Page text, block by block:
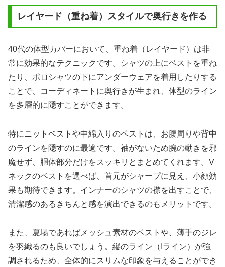
レイヤード（重ね着）スタイルで奥行きを作る
40代の体型カバーにおいて、重ね着（レイヤード）は非
常に効果的なテクニックです。シャツの上にベストを重ね
たり、ポロシャツの下にアンダーウェアを着用したりする
ことで、コーディネートに奥行きが生まれ、体型のライン
を多層的に隠すことができます。
特にニットベストや中綿入りのベストは、お腹周りや背中
のラインを隠すのに最適です。袖がないため腕の動きを邪
魔せず、胴体部分だけをスッキリとまとめてくれます。V
ネックのベストを選べば、首元がシャープに見え、小顔効
果も期待できます。インナーのシャツの襟を出すことで、
清潔感のあるきちんと感を演出できるのもメリットです。
また、夏場であればメッシュ素材のベストや、薄手のジレ
を羽織るのも良いでしょう。縦のライン（Iライン）が強
調されるため、全体的にスリムな印象を与えることができ